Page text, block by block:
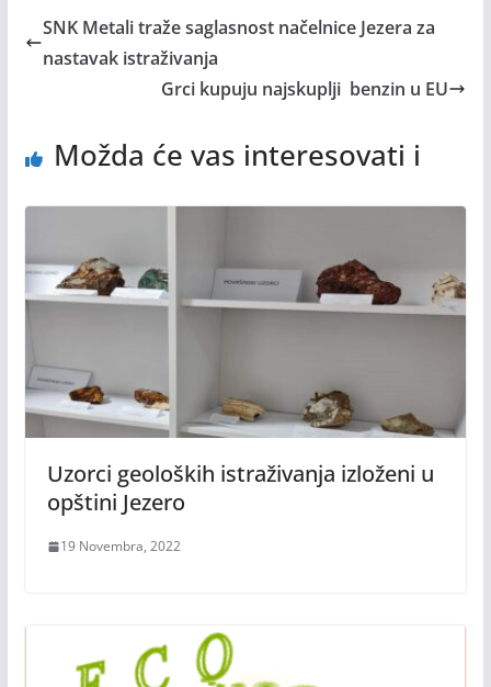
SNK Metali traže saglasnost načelnice Jezera za
nastavak istraživanja
Grci kupuju najskuplji benzin u EU
Možda će vas interesovati i
Uzorci geoloških istraživanja izloženi u
opštini Jezero
19 Novembra, 2022